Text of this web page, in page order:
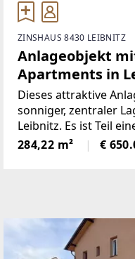
ZINSHAUS 8430 LEIBNITZ
Anlageobjekt
Apartments in
Dieses attraktive
sonniger, zentraler
Leibnitz. Es ist Teil
19 Einheiten und
Eingang sowie eine
284,22 m² €